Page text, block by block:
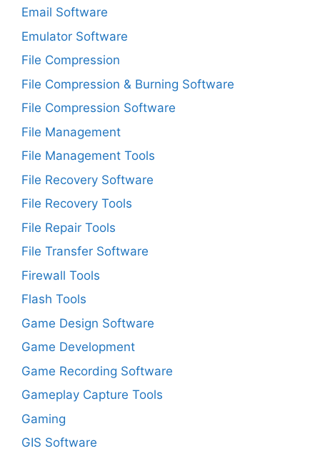
Email Software
Emulator Software
File Compression
File Compression & Burning Software
File Compression Software
File Management
File Management Tools
File Recovery Software
File Recovery Tools
File Repair Tools
File Transfer Software
Firewall Tools
Flash Tools
Game Design Software
Game Development
Game Recording Software
Gameplay Capture Tools
Gaming
GIS Software